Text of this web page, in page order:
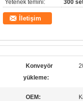
Yetenek temini:
300
İletişim
Konveyör
yükleme:
OEM: